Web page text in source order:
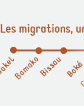
Les migrations,